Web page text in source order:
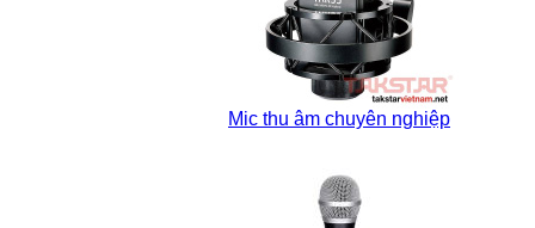
Mic thu âm chuyên nghiệp